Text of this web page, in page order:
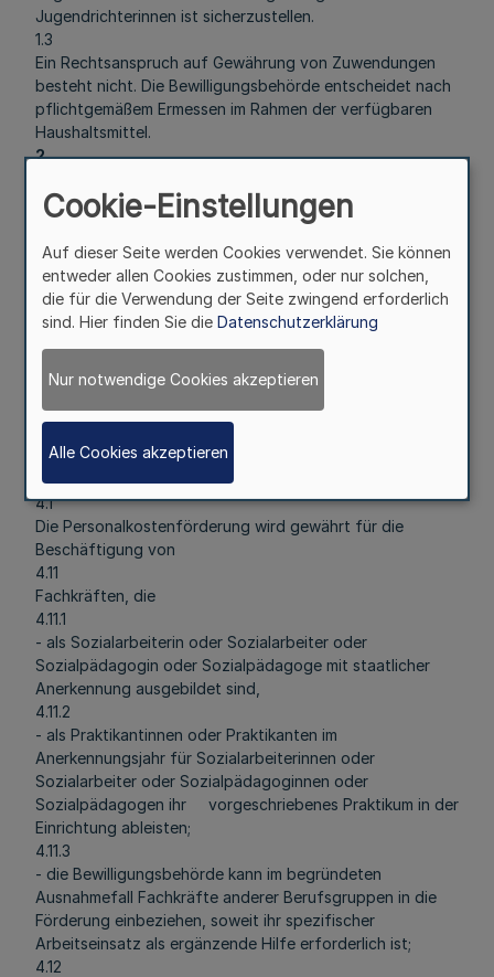
Jugendrichterinnen ist sicherzustellen.
1.3
Ein Rechtsanspruch auf Gewährung von Zuwendungen
besteht nicht. Die Bewilligungsbehörde entscheidet nach
pflichtgemäßem Ermessen im Rahmen der verfügbaren
Haushaltsmittel.
2
Gefördert werden notwendige Personalbeschäftigungen
und Sachausgaben, die zum Betrieb der Einrichtung
erforderlich sind. Die Bewilligungsbehörde legt den
Umfang der Notwendigkeit im Rahmen dieser Regelungen
fest.
3
Träger der freien Jugendhilfe, die eine Einrichtung mit
den in Nr. 1.2 angeführten Zielsetzungen verantwortlich
Zuwendungsvoraussetzungen
4.1
Die Personalkostenförderung wird gewährt für die
Beschäftigung von
4.11
Fachkräften, die
4.11.1
- als Sozialarbeiterin oder Sozialarbeiter oder
Sozialpädagogin oder Sozialpädagoge mit staatlicher
Anerkennung ausgebildet sind,
4.11.2
- als Praktikantinnen oder Praktikanten im
Anerkennungsjahr für Sozialarbeiterinnen oder
Sozialarbeiter oder Sozialpädagoginnen oder
Sozialpädagogen ihr vorgeschriebenes Praktikum in der
Einrichtung ableisten;
4.11.3
- die Bewilligungsbehörde kann im begründeten
Ausnahmefall Fachkräfte anderer Berufsgruppen in die
Förderung einbeziehen, soweit ihr spezifischer
Arbeitseinsatz als ergänzende Hilfe erforderlich ist;
4.12
Cookie-Einstellungen
Auf dieser Seite werden Cookies verwendet. Sie können
entweder allen Cookies zustimmen, oder nur solchen,
die für die Verwendung der Seite zwingend erforderlich
sind. Hier finden Sie die Datenschutzerklärung
Nur notwendige Cookies akzeptieren
Alle Cookies akzeptieren